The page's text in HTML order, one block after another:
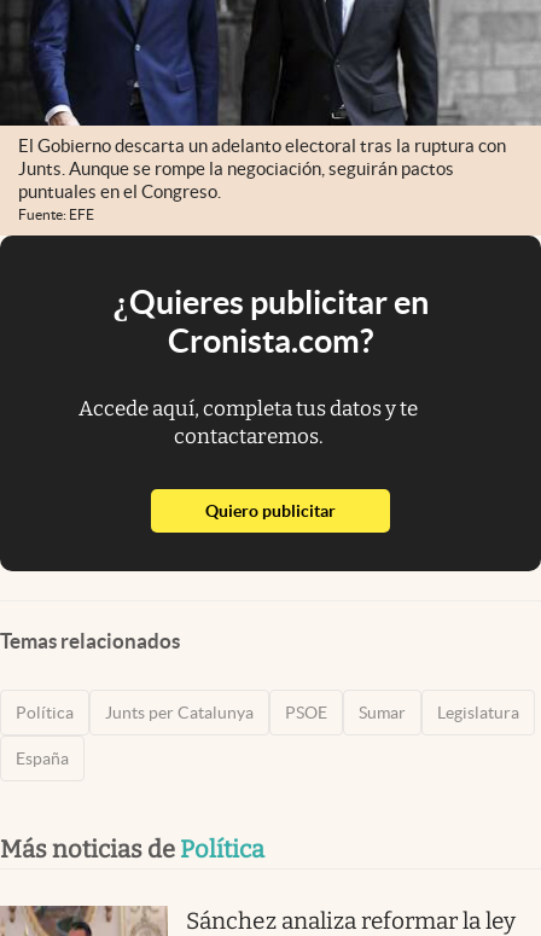
El Gobierno descarta un adelanto electoral tras la ruptura con
Junts. Aunque se rompe la negociación, seguirán pactos
puntuales en el Congreso.
Fuente: EFE
¿Quieres publicitar en
Cronista.com?
Accede aquí, completa tus datos y te
contactaremos.
Quiero publicitarabre en nueva pestaña
Temas relacionados
Política Junts per Catalunya PSOE Sumar Legislatura
España
Más noticias de Política
Sánchez analiza reformar la ley